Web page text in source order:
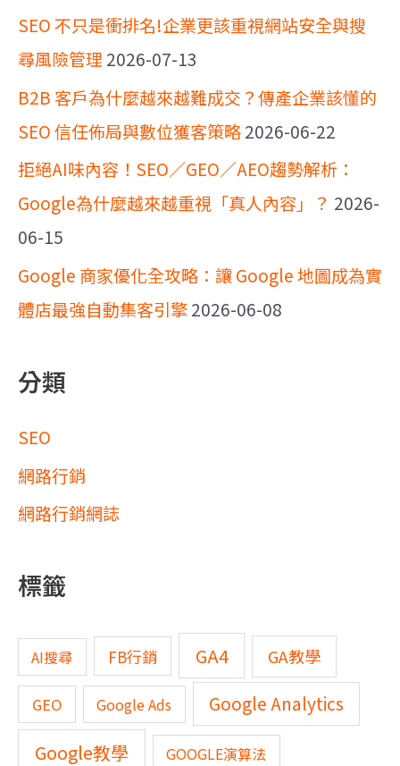
SEO 不只是衝排名!企業更該重視網站安全與搜
尋風險管理 2026-07-13
B2B 客戶為什麼越來越難成交？傳產企業該懂的
SEO 信任佈局與數位獲客策略2026-06-22
拒絕AI味內容！SEO／GEO／AEO趨勢解析：
Google為什麼越來越重視「真人內容」？ 2026-
06-15
Google 商家優化全攻略：讓 Google 地圖成為實
體店最強自動集客引擎2026-06-08
分類
SEO
網路行銷
網路行銷網誌
標籤
AI搜尋 FB行銷 GA4 GA教學
GEO Google Ads Google Analytics
Google教學 GOOGLE演算法